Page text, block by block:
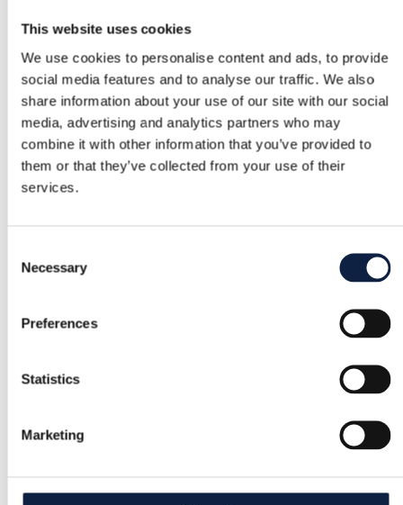
This website uses cookies
We use cookies to personalise content and ads, to provide
social media features and to analyse our traffic. We also
share information about your use of our site with our social
media, advertising and analytics partners who may
combine it with other information that you’ve provided to
them or that they’ve collected from your use of their
services.
Selection
Necessary
Preferences
Statistics
Marketing